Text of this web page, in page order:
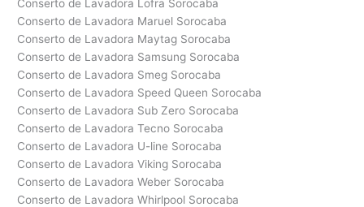
Conserto de Lavadora Lofra Sorocaba
Conserto de Lavadora Maruel Sorocaba
Conserto de Lavadora Maytag Sorocaba
Conserto de Lavadora Samsung Sorocaba
Conserto de Lavadora Smeg Sorocaba
Conserto de Lavadora Speed Queen Sorocaba
Conserto de Lavadora Sub Zero Sorocaba
Conserto de Lavadora Tecno Sorocaba
Conserto de Lavadora U-line Sorocaba
Conserto de Lavadora Viking Sorocaba
Conserto de Lavadora Weber Sorocaba
Conserto de Lavadora Whirlpool Sorocaba